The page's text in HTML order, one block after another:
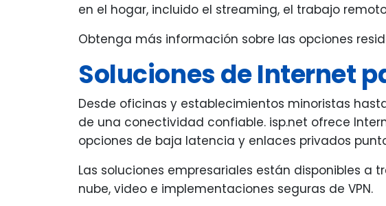
en el hogar, incluido el streaming, el trabajo
Obtenga más información sobre las opciones
Soluciones de Internet
Desde oficinas y establecimientos minoristas
de una conectividad confiable. isp.net ofrece
opciones de baja latencia y enlaces privados
Las soluciones empresariales están disponibles a
nube, video e implementaciones seguras de VPN.